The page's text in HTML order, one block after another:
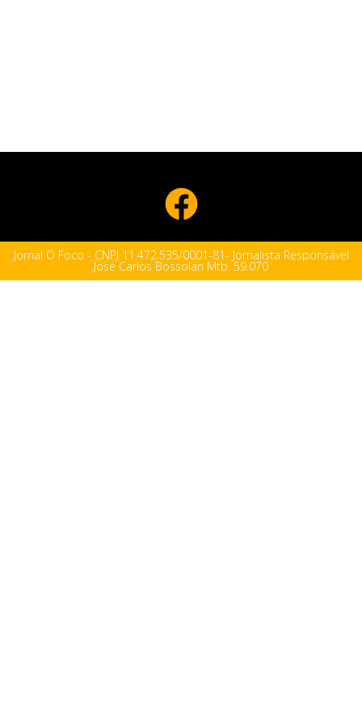
Jornal O Foco - CNPJ 11.472.535/0001-81- Jornalista Responsável
José Carlos Bossolan Mtb. 59.070